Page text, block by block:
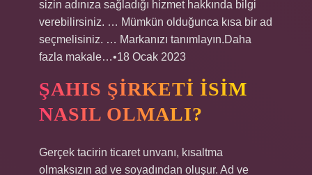
sizin adınıza sağladığı hizmet hakkında bilgi
verebilirsiniz. … Mümkün olduğunca kısa bir ad
seçmelisiniz. … Markanızı tanımlayın.Daha
fazla makale…•18 Ocak 2023
ŞAHIS ŞIRKETI ISIM
NASIL OLMALI?
Gerçek tacirin ticaret unvanı, kısaltma
olmaksızın ad ve soyadından oluşur. Ad ve